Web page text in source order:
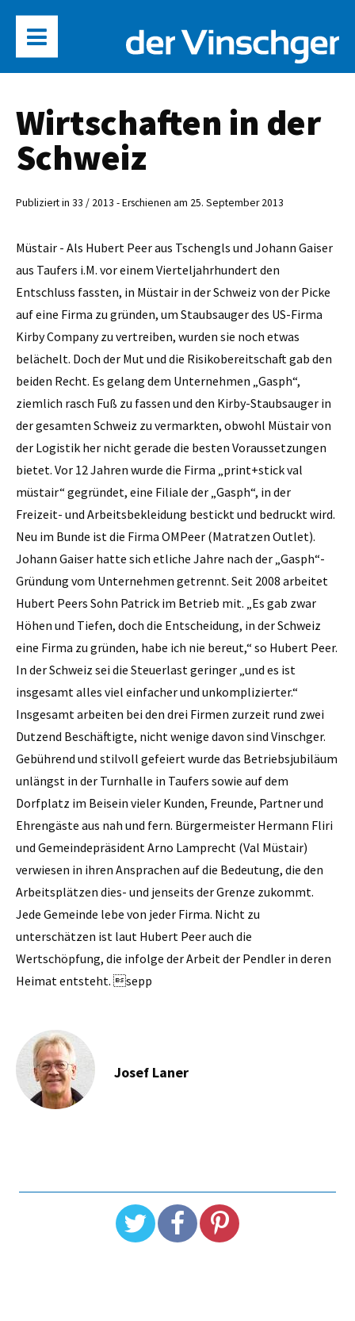
Wirtschaften in der
Schweiz
Publiziert in 33 / 2013 - Erschienen am 25. September 2013
Müstair - Als Hubert Peer aus Tschengls und Johann Gaiser
aus Taufers i.M. vor einem Vierteljahrhundert den
Entschluss fassten, in Müstair in der Schweiz von der Picke
auf eine Firma zu gründen, um Staubsauger des US-Firma
Kirby Company zu vertreiben, wurden sie noch etwas
belächelt. Doch der Mut und die Risikobereitschaft gab den
beiden Recht. Es gelang dem Unternehmen „Gasph“,
ziemlich rasch Fuß zu fassen und den Kirby-Staubsauger in
der gesamten Schweiz zu vermarkten, obwohl Müstair von
der Logistik her nicht gerade die besten Voraussetzungen
bietet. Vor 12 Jahren wurde die Firma „print+stick val
müstair“ gegründet, eine Filiale der „Gasph“, in der
Freizeit- und Arbeitsbekleidung bestickt und bedruckt wird.
Neu im Bunde ist die Firma OMPeer (Matratzen Outlet).
Johann Gaiser hatte sich etliche Jahre nach der „Gasph“-
Gründung vom Unternehmen getrennt. Seit 2008 arbeitet
Hubert Peers Sohn Patrick im Betrieb mit. „Es gab zwar
Höhen und Tiefen, doch die Entscheidung, in der Schweiz
eine Firma zu gründen, habe ich nie bereut,“ so Hubert Peer.
In der Schweiz sei die Steuerlast geringer „und es ist
insgesamt alles viel einfacher und unkomplizierter.“
Insgesamt arbeiten bei den drei Firmen zurzeit rund zwei
Dutzend Beschäftigte, nicht wenige davon sind Vinschger.
Gebührend und stilvoll gefeiert wurde das Betriebsjubiläum
unlängst in der Turnhalle in Taufers sowie auf dem
Dorfplatz im Beisein vieler Kunden, Freunde, Partner und
Ehrengäste aus nah und fern. Bürgermeister Hermann Fliri
und Gemeindepräsident Arno Lamprecht (Val Müstair)
verwiesen in ihren Ansprachen auf die Bedeutung, die den
Arbeitsplätzen dies- und jenseits der Grenze zukommt.
Jede Gemeinde lebe von jeder Firma. Nicht zu
unterschätzen ist laut Hubert Peer auch die
Wertschöpfung, die infolge der Arbeit der Pendler in deren
Heimat entsteht. sepp
Josef Laner